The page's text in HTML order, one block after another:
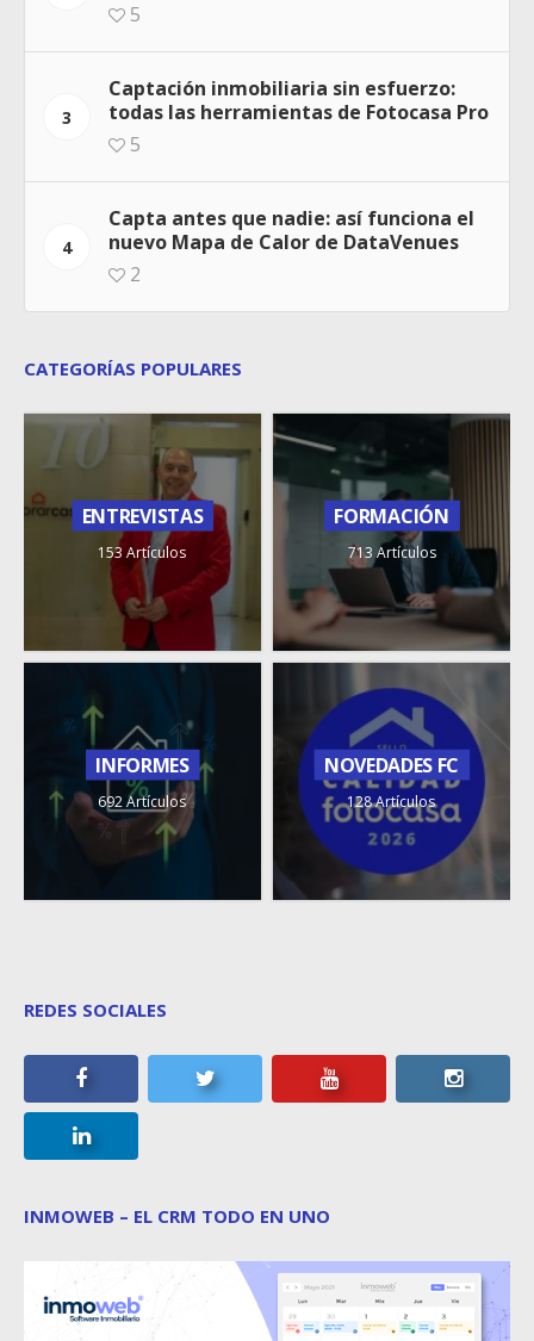
5
3
Captación inmobiliaria sin esfuerzo:
todas las herramientas de Fotocasa Pro
5
4
Capta antes que nadie: así funciona el
nuevo Mapa de Calor de DataVenues
2
CATEGORÍAS POPULARES
ENTREVISTAS
153 Artículos
FORMACIÓN
713 Artículos
INFORMES
692 Artículos
NOVEDADES FC
128 Artículos
REDES SOCIALES
INMOWEB – EL CRM TODO EN UNO